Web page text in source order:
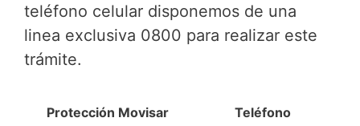
teléfono celular disponemos de una
linea exclusiva 0800 para realizar este
trámite.
Protección Movisar Teléfono